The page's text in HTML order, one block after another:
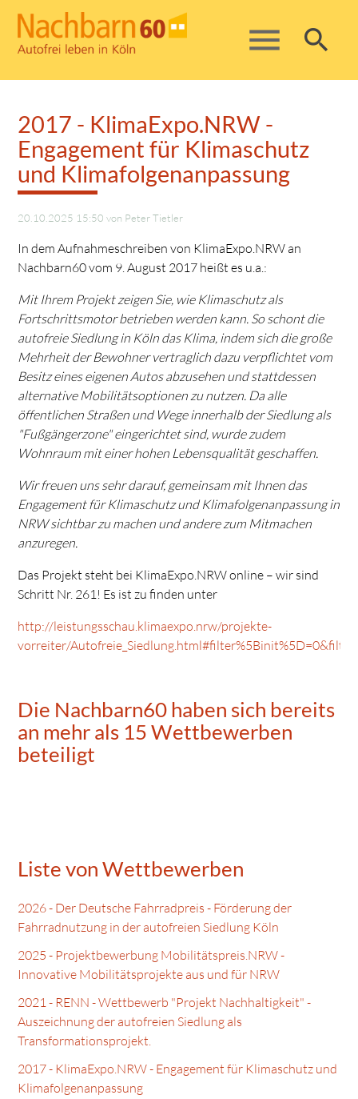
menu search
Suchbegriffe
2017 - KlimaExpo.NRW -
Engagement für Klimaschutz
und Klimafolgenanpassung
20.10.2025 15:50 von Peter Tietler
In dem Aufnahmeschreiben von KlimaExpo.NRW an
Nachbarn60 vom 9. August 2017 heißt es u.a.:
Mit Ihrem Projekt zeigen Sie, wie Klimaschutz als
Fortschrittsmotor betrieben werden kann. So schont die
autofreie Siedlung in Köln das Klima, indem sich die große
Mehrheit der Bewohner vertraglich dazu verpflichtet vom
Besitz eines eigenen Autos abzusehen und stattdessen
alternative Mobilitätsoptionen zu nutzen. Da alle
öffentlichen Straßen und Wege innerhalb der Siedlung als
"Fußgängerzone" eingerichtet sind, wurde zudem
Wohnraum mit einer hohen Lebensqualität geschaffen.
Wir freuen uns sehr darauf, gemeinsam mit Ihnen das
Engagement für Klimaschutz und Klimafolgenanpassung in
NRW sichtbar zu machen und andere zum Mitmachen
anzuregen.
Das Projekt steht bei KlimaExpo.NRW online – wir sind
Schritt Nr. 261! Es ist zu finden unter
http://leistungsschau.klimaexpo.nrw/projekte-
vorreiter/
Die Nachbarn60 haben sich bereits
an mehr als 15 Wettbewerben
beteiligt
Liste von Wettbewerben
2026 - Der Deutsche Fahrradpreis - Förderung der
Fahrradnutzung in der autofreien Siedlung Köln
2025 - Projektbewerbung Mobilitätspreis.NRW -
Innovative Mobilitätsprojekte aus und für NRW
2021 - RENN - Wettbewerb "Projekt Nachhaltigkeit" -
Auszeichnung der autofreien Siedlung als
Transformationsprojekt.
2017 - KlimaExpo.NRW - Engagement für Klimaschutz und
Klimafolgenanpassung